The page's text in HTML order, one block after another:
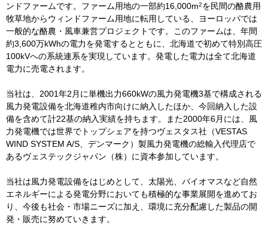
ンドファームです。ファーム用地の一部約16,000m2を民間の酪農用
牧草地からウィンドファーム用地に転用している、ヨーロッパでは
一般的な酪農・風車兼営プロジェクトです。このファームは、年間
約3,600万kWhの電力を発電するとともに、北海道で初めて特別高圧
100kVへの系統連系を実現しています。発電した電力は全て北海道
電力に売電されます。
当社は、2001年2月に単機出力660kWの風力発電機3基で構成される
風力発電設備を北海道稚内市向けに納入したほか、今回納入した設
備を含めて計22基の納入実績を持ちます。また2000年6月には、風
力発電機では世界でトップシェアを持つヴェスタス社（VESTAS
WIND SYSTEM A/S、デンマーク）製風力発電機の総輸入代理店で
あるヴェステックジャパン（株）に資本参加しています。
当社は風力発電設備をはじめとして、太陽光、バイオマスなど自然
エネルギーによる発電分野においても積極的な事業展開を進めてお
り、今後も社会・市場ニーズに加え、環境に充分配慮した製品の開
発・販売に努めていきます。